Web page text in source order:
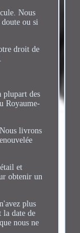
Nous
ou si
droit de
plupart des
Royaume-
livrons
et
obtenir un
plus
la date de
nous ne